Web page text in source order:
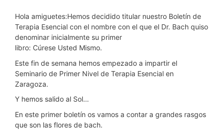
Hola amiguetes:Hemos decidido titular nuestro Boletín de
Terapia Esencial con el nombre con el que el Dr. Bach quiso
denominar inicialmente su primer
libro: Cúrese Usted Mismo.
Este fin de semana hemos empezado a impartir el
Seminario de Primer Nivel de Terapia Esencial en
Zaragoza.
Y hemos salido al Sol…
En este primer boletín os vamos a contar a grandes rasgos
que son las flores de bach.